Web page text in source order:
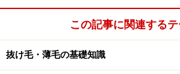
髪の毛が育つメカニズム：
この記事に関連する
抜け毛・薄毛の基礎知識